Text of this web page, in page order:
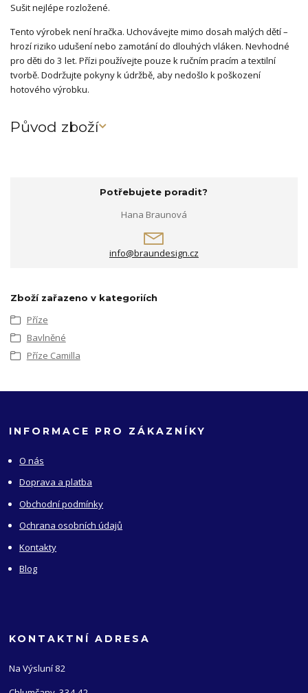
Sušit nejlépe rozložené.
Tento výrobek není hračka. Uchovávejte mimo dosah malých dětí –
hrozí riziko udušení nebo zamotání do dlouhých vláken. Nevhodné
pro děti do 3 let. Přízi používejte pouze k ručním pracím a textilní
tvorbě. Dodržujte pokyny k údržbě, aby nedošlo k poškození
hotového výrobku.
Původ zboží
Potřebujete poradit?
Hana Braunová
info@braundesign.cz
Zboží zařazeno v kategoriích
Příze
Bavlněné
Příze Camilla
INFORMACE PRO ZÁKAZNÍKY
O nás
Doprava a platba
Obchodní podmínky
Ochrana osobních údajů
Kontakty
Blog
KONTAKTNÍ ADRESA
Na Výsluní 82